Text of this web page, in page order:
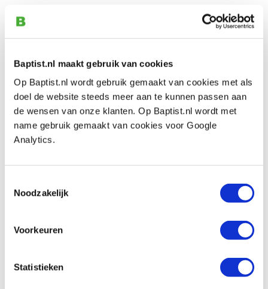
Baptist.nl maakt gebruik van cookies
Op Baptist.nl wordt gebruik gemaakt van cookies met als
doel de website steeds meer aan te kunnen passen aan
de wensen van onze klanten. Op Baptist.nl wordt met
name gebruik gemaakt van cookies voor Google
Analytics.
Noodzakelijk
Voorkeuren
Statistieken
€ 18,35 excl. btw
Op voorraad
Vergelijken
Tormek SVP-80 slijphulpstuk voor HSS
Veiligheidsfreeskop 120 mm voor 40 x 4